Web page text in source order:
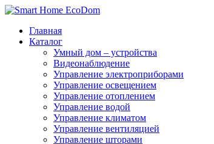
Главная
Каталог
Умный дом – устройства
Видеонаблюдение
Управление электроприборами
Управление освещением
Управление отоплением
Управление водой
Управление климатом
Управление вентиляцией
Управление шторами